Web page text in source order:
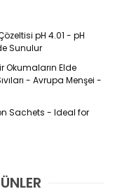
pH 4.01 - pH
Sunulur
Okumaların Elde
- Avrupa Menşei -
Sachets - Ideal for